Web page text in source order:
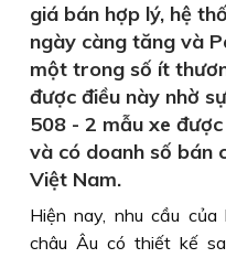
giá bán hợp lý, hệ
ngày càng tăng và
một trong số ít
được điều này nhờ
508 - 2 mẫu xe
và có doanh số bán
Việt Nam.
Hiện nay, nhu cầu
châu Âu có thiết kế